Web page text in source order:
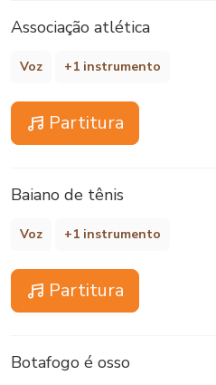
Associação atlética
Voz +1 instrumento
Partitura
Baiano de tênis
Voz +1 instrumento
Partitura
Botafogo é osso